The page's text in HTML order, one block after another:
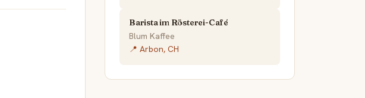
Barista im Rösterei-Café
Blum Kaffee
📍 Arbon, CH